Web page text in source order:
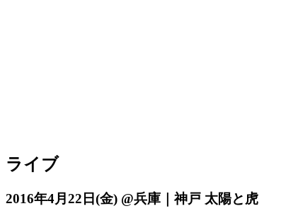
ライブ
2016年4月22日(金) @兵庫｜神戸 太陽と虎